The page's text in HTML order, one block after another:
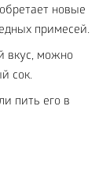
новые
примесей.
вкус, можно
сок.
пить его в